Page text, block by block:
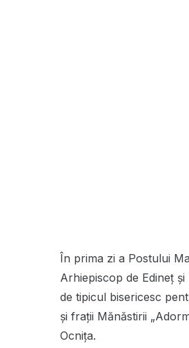
În prima zi a Postului
Arhiepiscop de Edineț
de tipicul bisericesc
și frații Mănăstirii
Ocnița.